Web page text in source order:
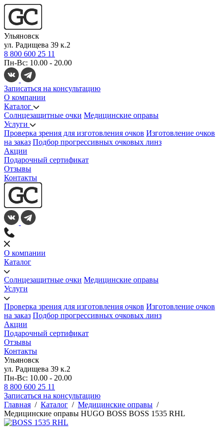
Ульяновск
ул. Радищева 39 к.2
8 800 600 25 11
Пн-Вс: 10.00 - 20.00
Записаться на консультацию
О компании
Каталог
Солнцезащитные очки Медицинские оправы
Услуги
Проверка зрения для изготовления очков Изготовление очков
на заказ Подбор прогрессивных очковых линз
Акции
Подарочный сертификат
Отзывы
Контакты
О компании
Каталог
Солнцезащитные очки Медицинские оправы
Услуги
Проверка зрения для изготовления очков Изготовление очков
на заказ Подбор прогрессивных очковых линз
Акции
Подарочный сертификат
Отзывы
Контакты
Ульяновск
ул. Радищева 39 к.2
Пн-Вс: 10.00 - 20.00
8 800 600 25 11
Записаться на консультацию
Главная / Каталог / Медицинские оправы /
Медицинские оправы HUGO BOSS BOSS 1535 RHL